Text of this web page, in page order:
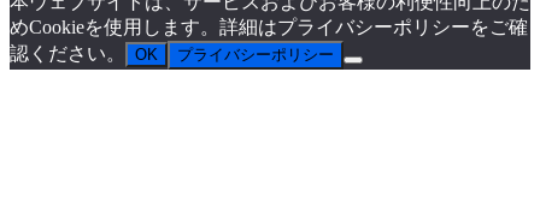
めCookieを使用します。詳細はプライバシーポリシーをご確
認ください。
OK プライバシーポリシー